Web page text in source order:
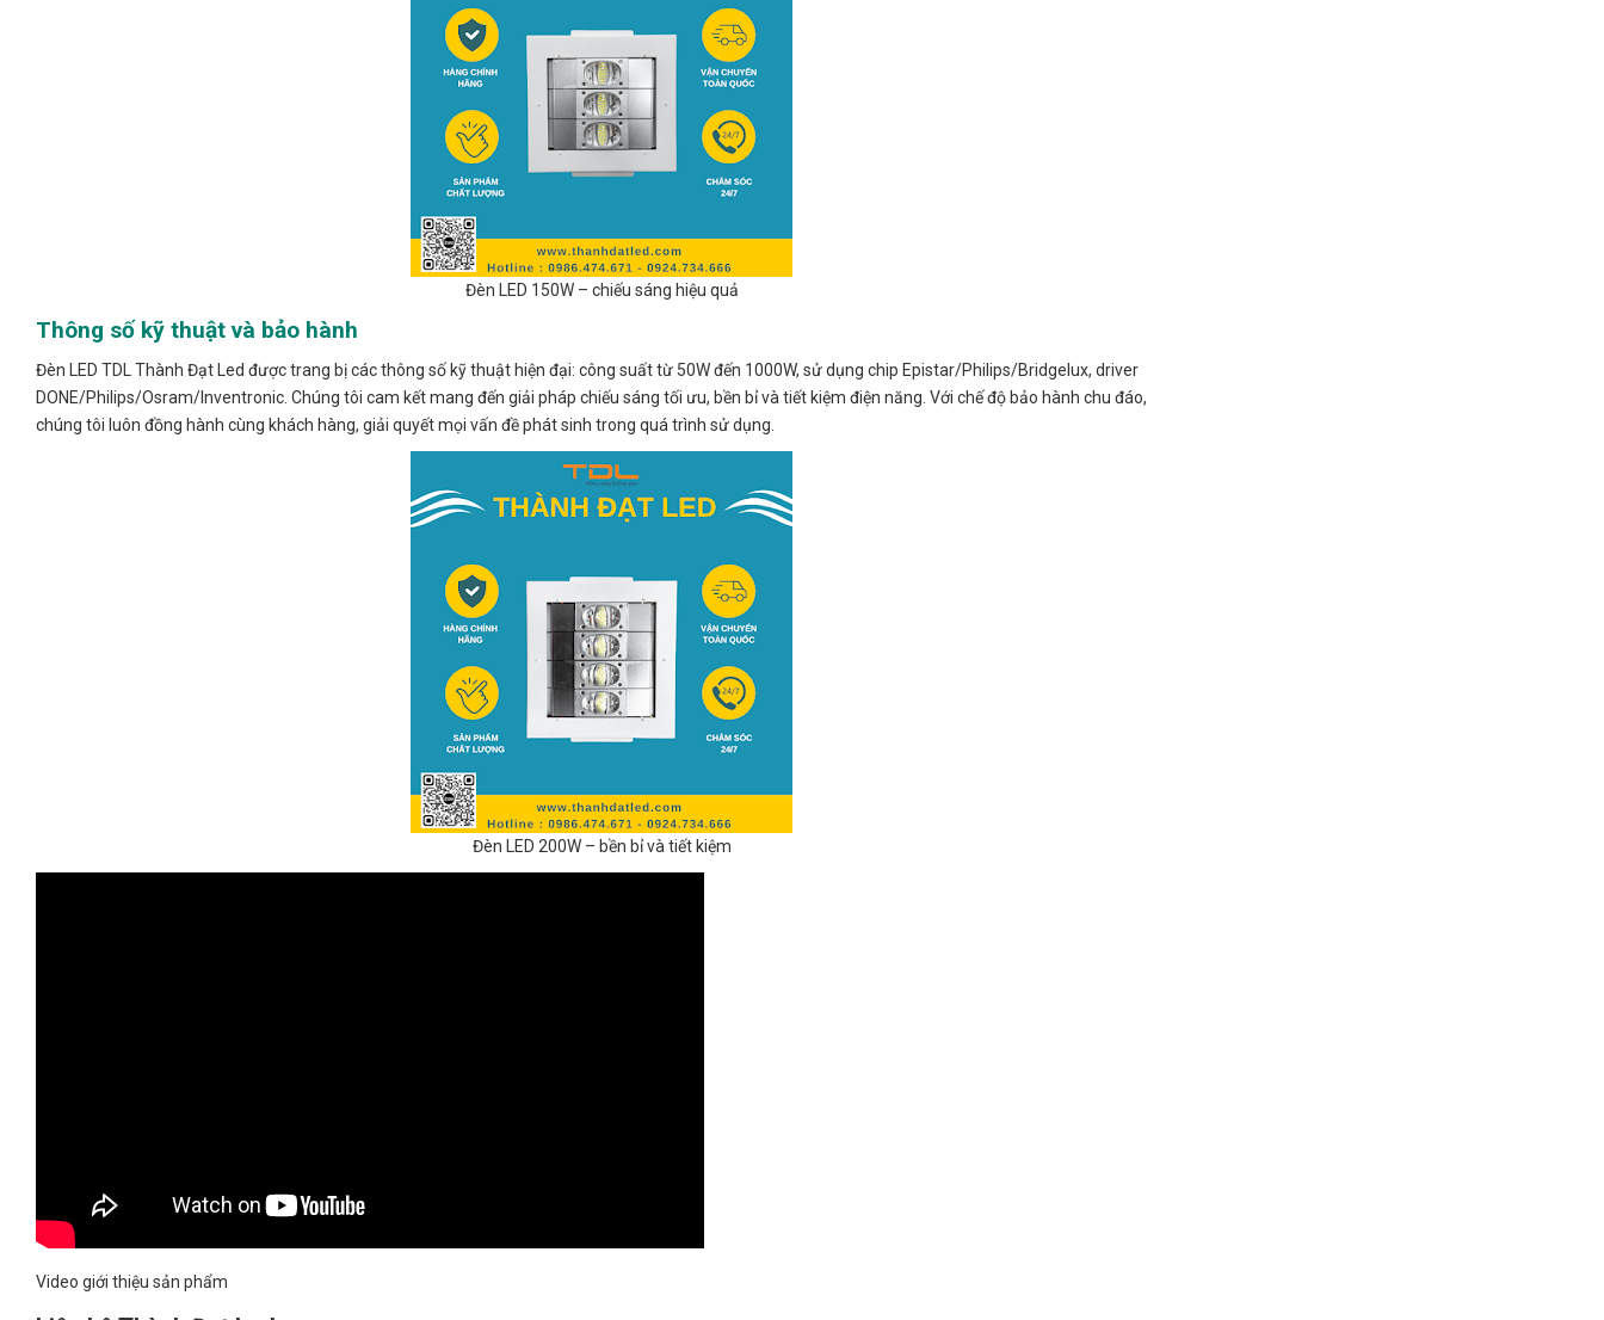
Đèn LED 150W – chiếu sáng hiệu quả
Thông số kỹ thuật và bảo hành
Đèn LED TDL Thành Đạt Led được trang bị các thông số kỹ thuật hiện đại: công suất từ 50W đến 1000W, sử dụng chip Epistar/Philips/Bridgelux, driver
DONE/Philips/Osram/Inventronic. Chúng tôi cam kết mang đến giải pháp chiếu sáng tối ưu, bền bỉ và tiết kiệm điện năng. Với chế độ bảo hành chu đáo,
chúng tôi luôn đồng hành cùng khách hàng, giải quyết mọi vấn đề phát sinh trong quá trình sử dụng.
Đèn LED 200W – bền bỉ và tiết kiệm
Video giới thiệu sản phẩm